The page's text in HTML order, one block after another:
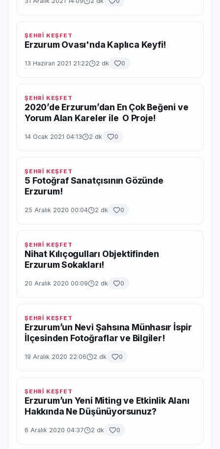
ŞEHRİ KEŞFET
Erzurum Ovası'nda Kaplıca Keyfi!
13 Haziran 2021 21:22 2 dk 0
ŞEHRİ KEŞFET
2020’de Erzurum’dan En Çok Beğeni ve
Yorum Alan Kareler ile O Proje!
14 Ocak 2021 04:13 2 dk 0
ŞEHRİ KEŞFET
5 Fotoğraf Sanatçısının Gözünde
Erzurum!
25 Aralık 2020 00:04 2 dk 0
ŞEHRİ KEŞFET
Nihat Kılıçogulları Objektifinden
Erzurum Sokakları!
20 Aralık 2020 00:09 2 dk 0
ŞEHRİ KEŞFET
Erzurum’un Nevi Şahsına Münhasır İspir
İlçesinden Fotoğraflar ve Bilgiler!
19 Aralık 2020 22:06 2 dk 0
ŞEHRİ KEŞFET
Erzurum’un Yeni Miting ve Etkinlik Alanı
Hakkında Ne Düşünüyorsunuz?
6 Aralık 2020 04:37 2 dk 0